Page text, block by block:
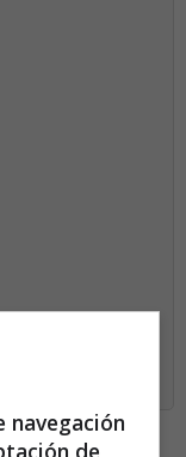
navegación
de